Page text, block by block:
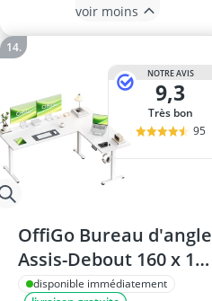
voir moins
NOTRE AVIS
9,3
Très bon
95
OffiGo Bureau d'angle
Assis-Debout 160 x 120
cm, Hauteur Réglable,
disponible immédiatement